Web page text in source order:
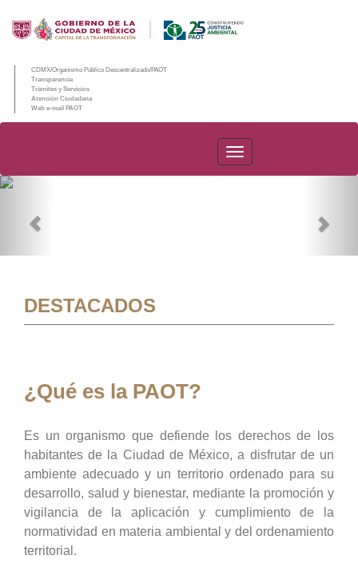
CDMX/Organismo Público Descentralizado/PAOT
Transparencia
Trámites y Servicios
Atención Ciudadana
Web e-mail PAOT
PAOT
DESTACADOS
¿Qué es la PAOT?
Es un organismo que defiende los derechos de los
habitantes de la Ciudad de México, a disfrutar de un
ambiente adecuado y un territorio ordenado para su
desarrollo, salud y bienestar, mediante la promoción y
vigilancia de la aplicación y cumplimiento de la
normatividad en materia ambiental y del ordenamiento
territorial.